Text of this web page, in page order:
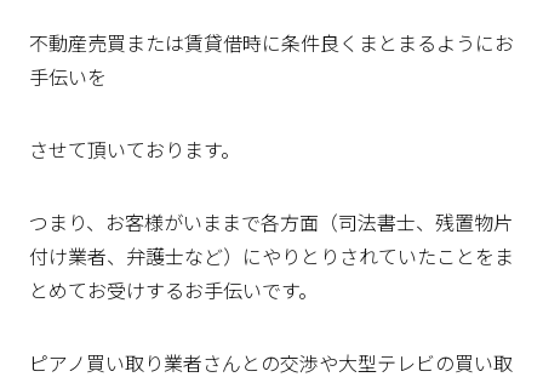
不動産売買または賃貸借時に条件良くまとまるようにお
手伝いを
させて頂いております。
つまり、お客様がいままで各方面（司法書士、残置物片
付け業者、弁護士など）にやりとりされていたことをま
とめてお受けするお手伝いです。
ピアノ買い取り業者さんとの交渉や大型テレビの買い取